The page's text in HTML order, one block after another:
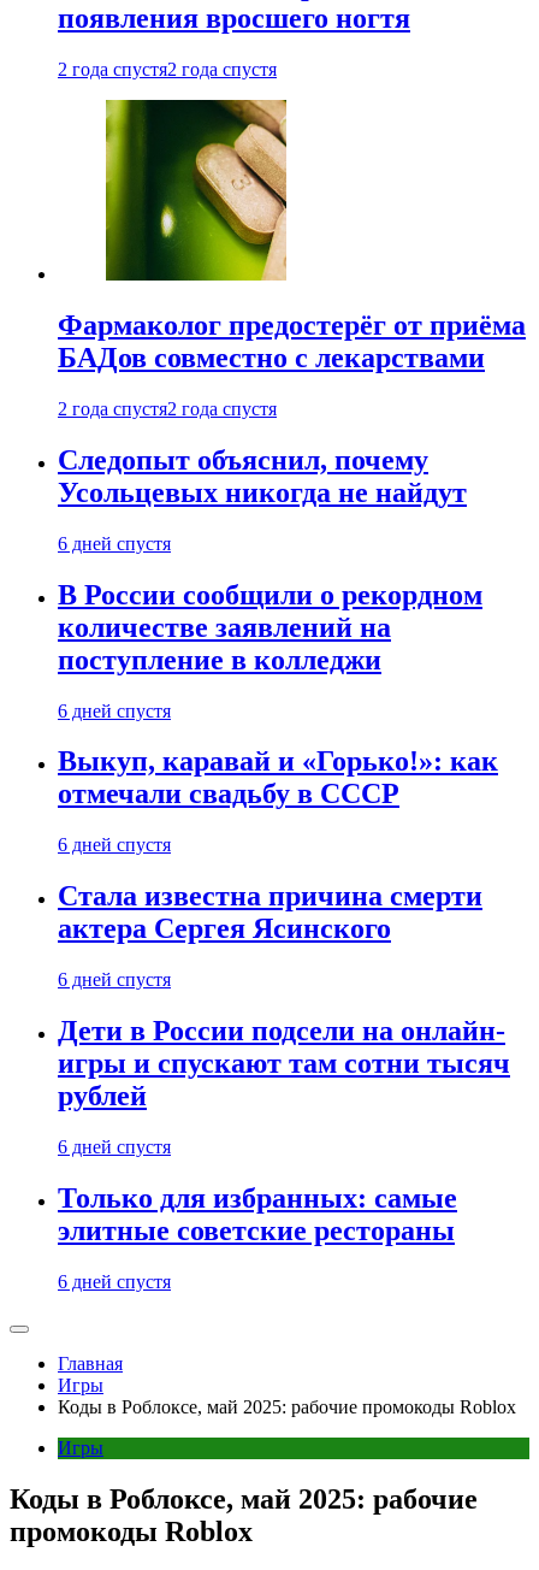
появления вросшего ногтя
2 года спустя2 года спустя
Фармаколог предостерёг от приёма
БАДов совместно с лекарствами
2 года спустя2 года спустя
Следопыт объяснил, почему
Усольцевых никогда не найдут
6 дней спустя
В России сообщили о рекордном
количестве заявлений на
поступление в колледжи
6 дней спустя
Выкуп, каравай и «Горько!»: как
отмечали свадьбу в СССР
6 дней спустя
Стала известна причина смерти
актера Сергея Ясинского
6 дней спустя
Дети в России подсели на онлайн-
игры и спускают там сотни тысяч
рублей
6 дней спустя
Только для избранных: самые
элитные советские рестораны
6 дней спустя
Главная
Игры
Коды в Роблоксе, май 2025: рабочие промокоды Roblox
Игры
Коды в Роблоксе, май 2025: рабочие
промокоды Roblox